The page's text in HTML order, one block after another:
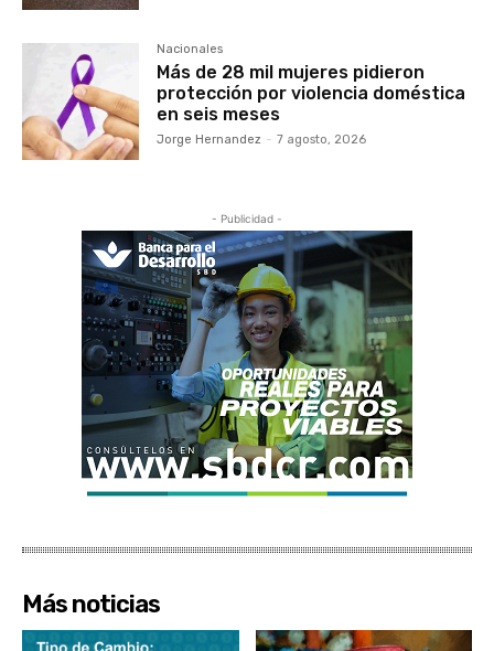
Nacionales
Más de 28 mil mujeres pidieron
protección por violencia doméstica
en seis meses
Jorge Hernandez - 7 agosto, 2026
- Publicidad -
Más noticias